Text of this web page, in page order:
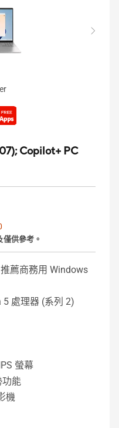
Copilot+ PC
供參考。
薦商務用 Windows
5 處理器 (系列 2)
螢幕
能
機